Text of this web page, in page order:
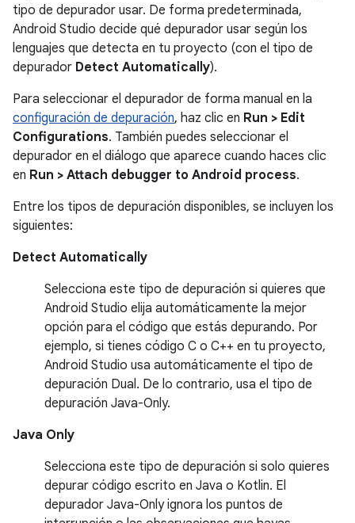
tipo de depurador usar. De forma predeterminada,
Android Studio decide qué depurador usar según los
lenguajes que detecta en tu proyecto (con el tipo de
depurador Detect Automatically).
Para seleccionar el depurador de forma manual en la
configuración de depuración, haz clic en Run > Edit
Configurations. También puedes seleccionar el
depurador en el diálogo que aparece cuando haces clic
en Run > Attach debugger to Android process.
Entre los tipos de depuración disponibles, se incluyen los
siguientes:
Detect Automatically
Selecciona este tipo de depuración si quieres que
Android Studio elija automáticamente la mejor
opción para el código que estás depurando. Por
ejemplo, si tienes código C o C++ en tu proyecto,
Android Studio usa automáticamente el tipo de
depuración Dual. De lo contrario, usa el tipo de
depuración Java-Only.
Java Only
Selecciona este tipo de depuración si solo quieres
depurar código escrito en Java o Kotlin. El
depurador Java-Only ignora los puntos de